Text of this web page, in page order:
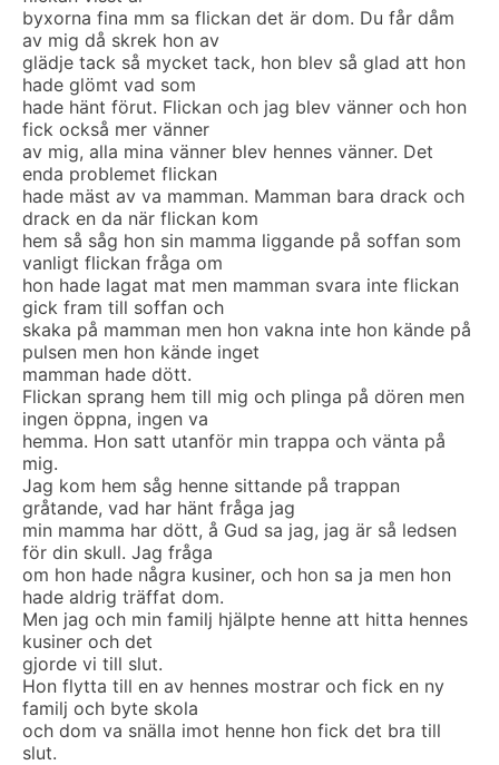
byxorna fina mm sa flickan det är dom. Du får dåm
av mig då skrek hon av
glädje tack så mycket tack, hon blev så glad att hon
hade glömt vad som
hade hänt förut. Flickan och jag blev vänner och hon
fick också mer vänner
av mig, alla mina vänner blev hennes vänner. Det
enda problemet flickan
hade mäst av va mamman. Mamman bara drack och
drack en da när flickan kom
hem så såg hon sin mamma liggande på soffan som
vanligt flickan fråga om
hon hade lagat mat men mamman svara inte flickan
gick fram till soffan och
skaka på mamman men hon vakna inte hon kände på
pulsen men hon kände inget
mamman hade dött.
Flickan sprang hem till mig och plinga på dören men
ingen öppna, ingen va
hemma. Hon satt utanför min trappa och vänta på
mig.
Jag kom hem såg henne sittande på trappan
gråtande, vad har hänt fråga jag
min mamma har dött, å Gud sa jag, jag är så ledsen
för din skull. Jag fråga
om hon hade några kusiner, och hon sa ja men hon
hade aldrig träffat dom.
Men jag och min familj hjälpte henne att hitta hennes
kusiner och det
gjorde vi till slut.
Hon flytta till en av hennes mostrar och fick en ny
familj och byte skola
och dom va snälla imot henne hon fick det bra till
slut.